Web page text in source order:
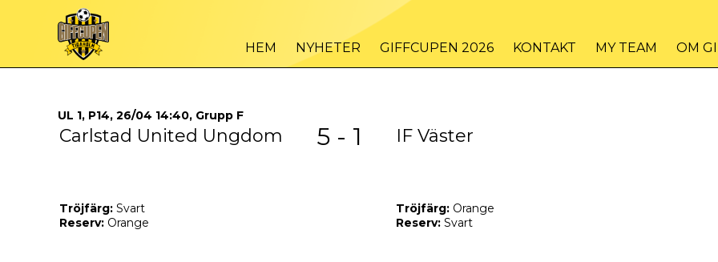
HEM NYHETER GIFFCUPEN 2026 KONTAKT MY TEAM OM
UL 1, P14, 26/04 14:40, Grupp F
Carlstad United Ungdom 5 - 1 IF Väster
Tröjfärg: Svart
Reserv: Orange
Tröjfärg: Orange
Reserv: Svart